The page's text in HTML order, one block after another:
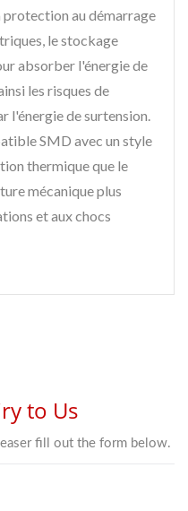
protection au démarrage
le stockage
absorber l'énergie de
les risques de
l'énergie de surtension.
SMD avec un style
thermique que le
mécanique plus
et aux chocs